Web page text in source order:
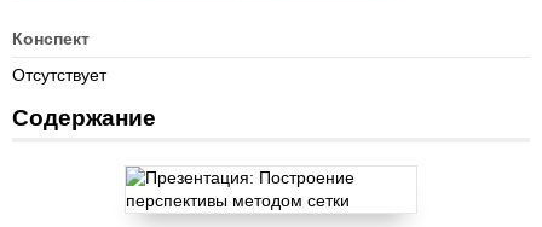
Конспект
Отсутствует
Содержание